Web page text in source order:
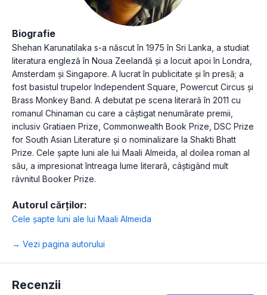
Biografie
Shehan Karunatilaka s-a născut în 1975 în Sri Lanka, a studiat
literatura engleză în Noua Zeelandă și a locuit apoi în Londra,
Amsterdam și Singapore. A lucrat în publicitate şi în presă; a
fost basistul trupelor Independent Square, Powercut Circus şi
Brass Monkey Band. A debutat pe scena literară în 2011 cu
romanul Chinaman cu care a câştigat nenumărate premii,
inclusiv Gratiaen Prize, Commonwealth Book Prize, DSC Prize
for South Asian Literature şi o nominalizare la Shakti Bhatt
Prize. Cele şapte luni ale lui Maali Almeida, al doilea roman al
său, a impresionat întreaga lume literară, câștigând mult
râvnitul Booker Prize.
Autorul cărților:
Cele șapte luni ale lui Maali Almeida
→ Vezi pagina autorului
Recenzii